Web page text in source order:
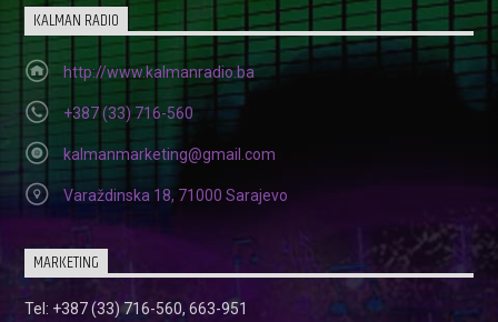
KALMAN RADIO
http://www.kalmanradio.ba
+387 (33) 716-560
kalmanmarketing@gmail.com
Varaždinska 18, 71000 Sarajevo
MARKETING
Tel: +387 (33) 716-560, 663-951